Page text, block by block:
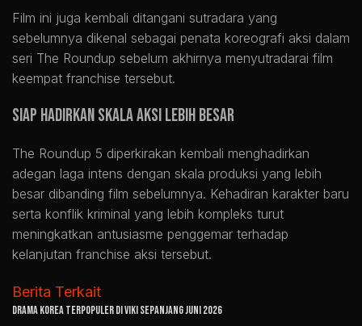
Film ini juga kembali ditangani sutradara yang
sebelumnya dikenal sebagai penata koreografi aksi dalam
seri The Roundup sebelum akhirnya menyutradarai film
keempat franchise tersebut.
Siap Hadirkan Skala Aksi Lebih Besar
The Roundup 5 diperkirakan kembali menghadirkan
adegan laga intens dengan skala produksi yang lebih
besar dibanding film sebelumnya. Kehadiran karakter baru
serta konflik kriminal yang lebih kompleks turut
meningkatkan antusiasme penggemar terhadap
kelanjutan franchise aksi tersebut.
Berita Terkait
Drama Korea Terpopuler di Viki Sepanjang Juni 2026